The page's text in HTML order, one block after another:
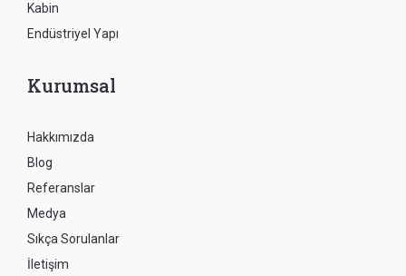
Kabin
Endüstriyel Yapı
Kurumsal
Hakkımızda
Blog
Referanslar
Medya
Sıkça Sorulanlar
İletişim